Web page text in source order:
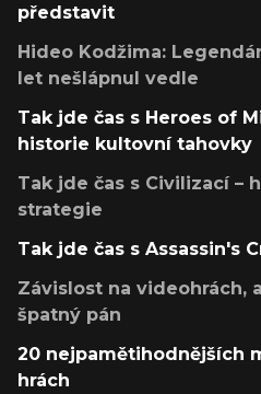
představit
Hideo Kodžima:
let nešlápnul vedle
Tak jde čas s Heroes of
historie kultovní tahovky
Tak jde čas s Civilizací –
strategie
Tak jde čas s Assassin's
Závislost na videohrách,
špatný pán
20 nejpamětihodnějších
hrách